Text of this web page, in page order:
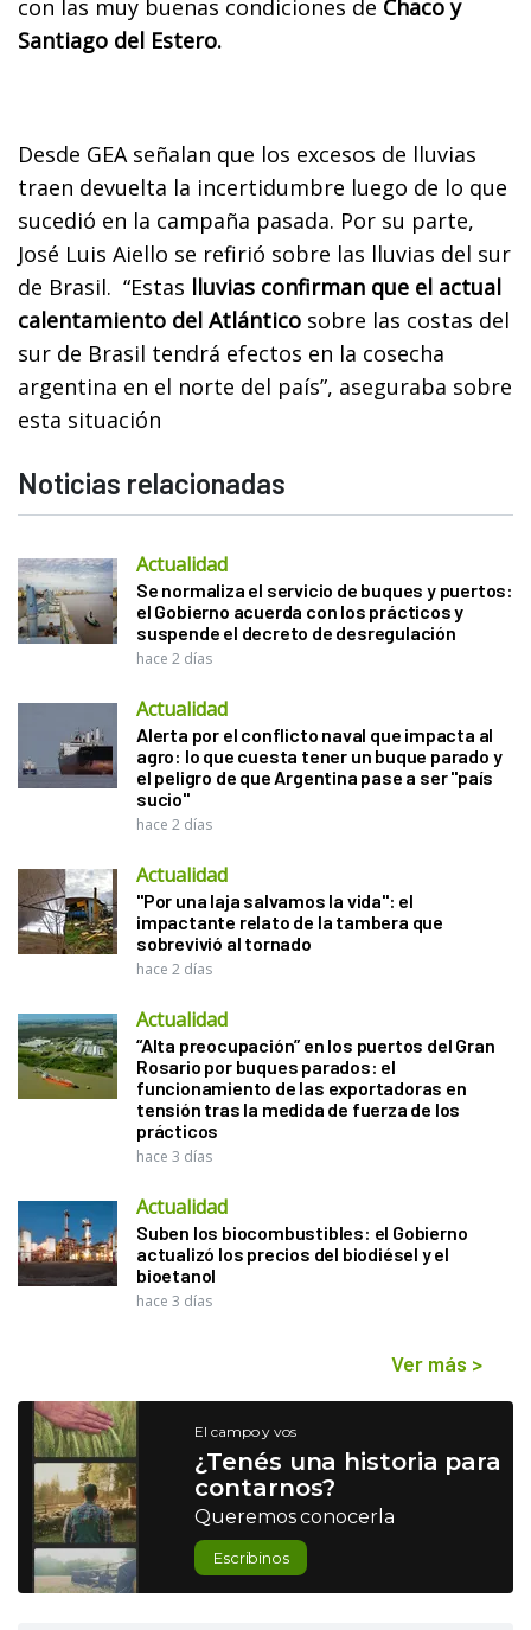
con las muy buenas condiciones de Chaco y
Santiago del Estero.
Desde GEA señalan que los excesos de lluvias
traen devuelta la incertidumbre luego de lo que
sucedió en la campaña pasada. Por su parte,
José Luis Aiello se refirió sobre las lluvias del sur
de Brasil. “Estas lluvias confirman que el actual
calentamiento del Atlántico sobre las costas del
sur de Brasil tendrá efectos en la cosecha
argentina en el norte del país”, aseguraba sobre
esta situación
Noticias relacionadas
Actualidad
Se normaliza el servicio de buques y puertos:
el Gobierno acuerda con los prácticos y
suspende el decreto de desregulación
hace 2 días
Actualidad
Alerta por el conflicto naval que impacta al
agro: lo que cuesta tener un buque parado y
el peligro de que Argentina pase a ser "país
sucio"
hace 2 días
Actualidad
"Por una laja salvamos la vida": el
impactante relato de la tambera que
sobrevivió al tornado
hace 2 días
Actualidad
“Alta preocupación” en los puertos del Gran
Rosario por buques parados: el
funcionamiento de las exportadoras en
tensión tras la medida de fuerza de los
prácticos
hace 3 días
Actualidad
Suben los biocombustibles: el Gobierno
actualizó los precios del biodiésel y el
bioetanol
hace 3 días
Ver más >
El campo y vos
¿Tenés una historia para
contarnos?
Queremos conocerla
Escribinos